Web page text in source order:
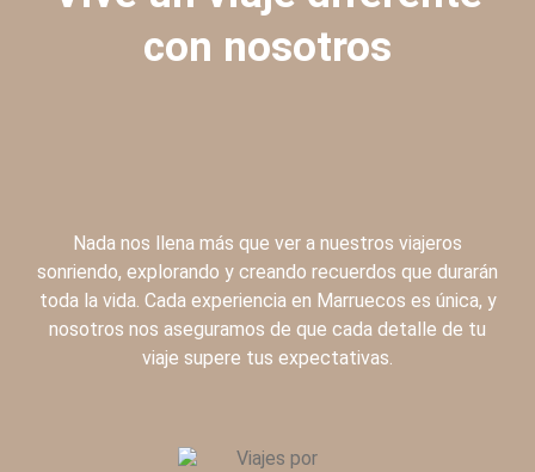
con nosotros
Nada nos llena más que ver a nuestros viajeros
sonriendo, explorando y creando recuerdos que durarán
toda la vida. Cada experiencia en Marruecos es única, y
nosotros nos aseguramos de que cada detalle de tu
viaje supere tus expectativas.